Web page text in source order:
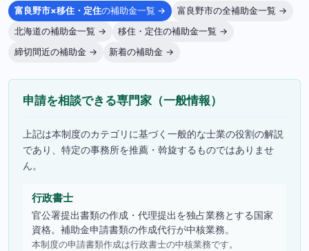
富良野市×移住・定住の補助金一覧 →
富良野市の全補助金一覧 →
北海道の補助金一覧 →
移住・定住の補助金一覧 →
締切間近の補助金 →
新着の補助金 →
申請を相談できる専門家（一般情報）
上記は本制度のカテゴリに基づく一般的な士業の役割の解説
であり、特定の事務所を推薦・斡旋するものではありませ
ん。
行政書士
官公署提出書類の作成・代理提出を独占業務とする国家
資格。補助金申請書類の作成代行が中核業務。
本制度の申請書類作成は行政書士の中核業務です。